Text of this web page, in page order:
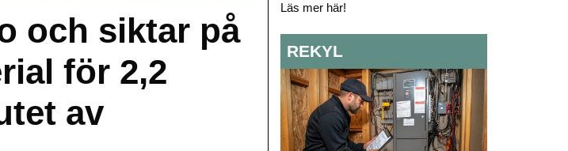
och siktar på
för 2,2
av
Läs mer här!
REKYL